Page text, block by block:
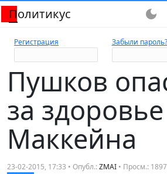
Политикус dark_mode
Регистрация Забыли пароль?
Пушков
за здоровье
Маккейна
23-02-2015, 17:33 • Опубл.:ZMAI • Просм.: